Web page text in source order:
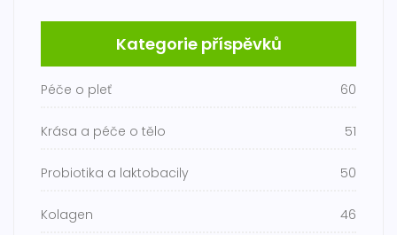
Kategorie příspěvků
Péče o pleť 60
Krása a péče o tělo 51
Probiotika a laktobacily 50
Kolagen 46